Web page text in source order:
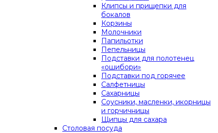
Клипсы и прищепки для
бокалов
Корзины
Молочники
Папильотки
Пепельницы
Подставки для полотенец
«ошибори»
Подставки под горячее
Салфетницы
Сахарницы
Соусники, масленки, икорницы
и горчичницы
Щипцы для сахара
Столовая посуда